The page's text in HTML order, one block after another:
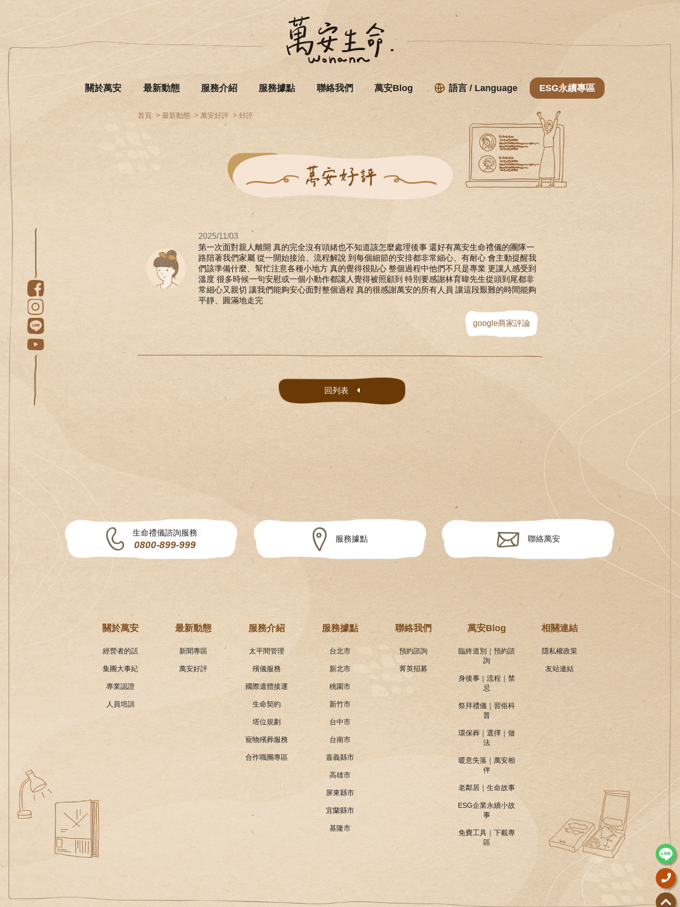
關於萬安 最新動態 服務介紹 服務據點 聯絡我們 萬安Blog 語言 / Language ESG永續專區
首頁 最新動態 萬安好評 好評
2025/11/03
第一次面對親人離開 真的完全沒有頭緒也不知道該怎麼處理後事 還好有萬安生命禮儀的團隊一
路陪著我們家屬 從一開始接洽、流程解說 到每個細節的安排都非常細心、有耐心 會主動提醒我
們該準備什麼、幫忙注意各種小地方 真的覺得很貼心 整個過程中他們不只是專業 更讓人感受到
溫度 很多時候一句安慰或一個小動作都讓人覺得被照顧到 特別要感謝林育暐先生從頭到尾都非
常細心又親切 讓我們能夠安心面對整個過程 真的很感謝萬安的所有人員 讓這段艱難的時間能夠
平靜、圓滿地走完
google商家評論
回列表
生命禮儀諮詢服務
0800-899-999
服務據點 聯絡萬安
關於萬安
經營者的話
集團大事紀
專業認證
人員培訓
最新動態
新聞專區
萬安好評
服務介紹
太平間管理
殯儀服務
國際遺體接運
生命契約
塔位規劃
寵物殯葬服務
合作職團專區
服務據點
台北市
新北市
桃園市
新竹市
台中市
台南市
嘉義縣市
高雄市
屏東縣市
宜蘭縣市
基隆市
聯絡我們
預約諮詢
菁英招募
萬安Blog
臨終道別｜預約諮
詢
身後事｜流程｜禁
忌
祭拜禮儀｜習俗科
普
環保葬｜選擇｜做
法
暖意失落｜萬安相
伴
老鄰居｜生命故事
ESG企業永續小故
事
免費工具｜下載專
區
相關連結
隱私權政策
友站連結